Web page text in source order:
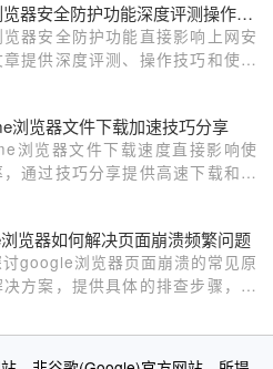
谷歌浏览器安全防护功能深度评测操作指南
器安全防护功能直接影响上网安
提供深度评测、操作技巧和使用
浏览器文件下载加速技巧分享
浏览器文件下载速度直接影响使
，通过技巧分享提供高速下载和文
览器如何解决页面崩溃频繁问题
讨google浏览器页面崩溃的常见原
方案，提供具体的排查步骤，帮